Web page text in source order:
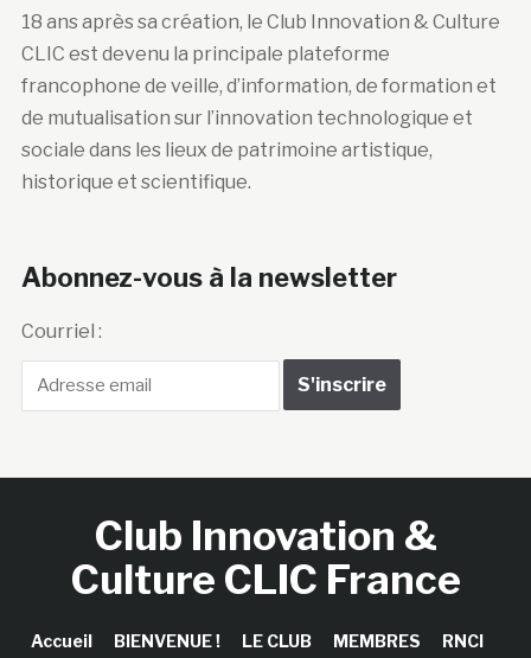
18 ans après sa création, le Club Innovation & Culture
CLIC est devenu la principale plateforme
francophone de veille, d’information, de formation et
de mutualisation sur l’innovation technologique et
sociale dans les lieux de patrimoine artistique,
historique et scientifique.
Abonnez-vous à la newsletter
Courriel :
Club Innovation &
Culture CLIC France
Accueil BIENVENUE ! LE CLUB MEMBRES RNCI